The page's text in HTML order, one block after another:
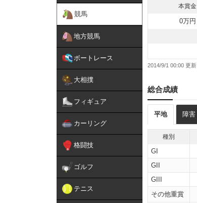
競馬
地方競馬
ボートレース
大相撲
フィギュア
カーリング
格闘技
ゴルフ
テニス
本賞金
0万円
2014/9/1 00:00
総合成績
平地 障害
種別
GI
GII
GIII
その他重賞